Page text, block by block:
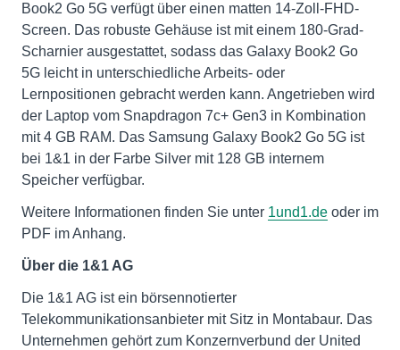
Book2 Go 5G verfügt über einen matten 14-Zoll-FHD-
Screen. Das robuste Gehäuse ist mit einem 180-Grad-
Scharnier ausgestattet, sodass das Galaxy Book2 Go
5G leicht in unterschiedliche Arbeits- oder
Lernpositionen gebracht werden kann. Angetrieben wird
der Laptop vom Snapdragon 7c+ Gen3 in Kombination
mit 4 GB RAM. Das Samsung Galaxy Book2 Go 5G ist
bei 1&1 in der Farbe Silver mit 128 GB internem
Speicher verfügbar.
Weitere Informationen finden Sie unter 1und1.de oder im
PDF im Anhang.
Über die 1&1 AG
Die 1&1 AG ist ein börsennotierter
Telekommunikationsanbieter mit Sitz in Montabaur. Das
Unternehmen gehört zum Konzernverbund der United